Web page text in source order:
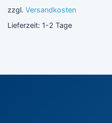
zzgl. Versandkosten
Lieferzeit: 1-2 Tage